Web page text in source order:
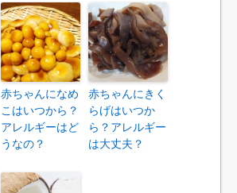
赤ちゃんになめ
こはいつから？
アレルギーはど
うなの？
赤ちゃんにきく
らげはいつか
ら？アレルギー
は大丈夫？